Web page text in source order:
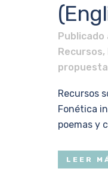
Publicado
Recursos,
Recursos
Fonética
poemas y
LEER